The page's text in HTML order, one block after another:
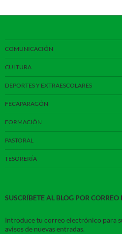
COMUNICACIÓN
CULTURA
DEPORTES Y EXTRAESCOLARES
FECAPARAGÓN
FORMACIÓN
PASTORAL
TESORERÍA
SUSCRÍBETE AL BLOG POR CORREO
Introduce tu correo electrónico para
avisos de nuevas entradas.